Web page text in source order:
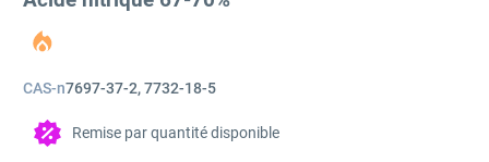
CAS-n7697-37-2, 7732-18-5
Remise par quantité disponible